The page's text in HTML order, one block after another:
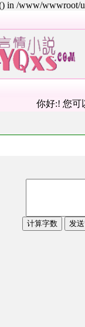
in /www/wwwroot/
你好:! 您可